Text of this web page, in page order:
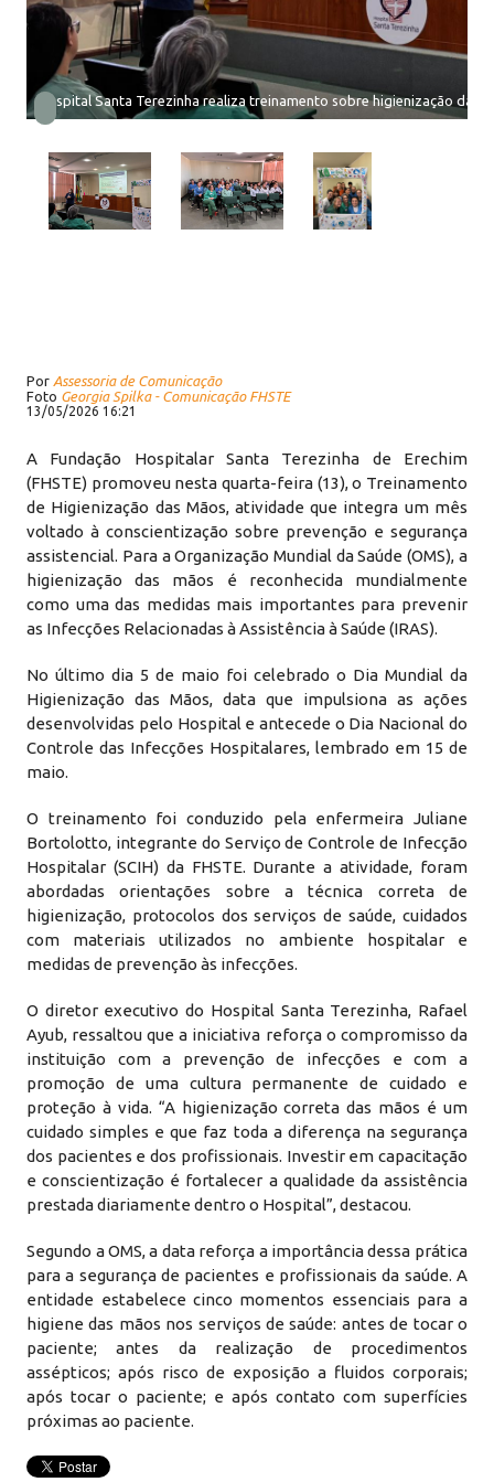
Hospital Santa Terezinha realiza treinamento sobre higienização das
Por Assessoria de Comunicação
Foto Georgia Spilka - Comunicação FHSTE
13/05/2026 16:21
A Fundação Hospitalar Santa Terezinha de Erechim
(FHSTE) promoveu nesta quarta-feira (13), o Treinamento
de Higienização das Mãos, atividade que integra um mês
voltado à conscientização sobre prevenção e segurança
assistencial. Para a Organização Mundial da Saúde (OMS), a
higienização das mãos é reconhecida mundialmente
como uma das medidas mais importantes para prevenir
as Infecções Relacionadas à Assistência à Saúde (IRAS).
No último dia 5 de maio foi celebrado o Dia Mundial da
Higienização das Mãos, data que impulsiona as ações
desenvolvidas pelo Hospital e antecede o Dia Nacional do
Controle das Infecções Hospitalares, lembrado em 15 de
maio.
O treinamento foi conduzido pela enfermeira Juliane
Bortolotto, integrante do Serviço de Controle de Infecção
Hospitalar (SCIH) da FHSTE. Durante a atividade, foram
abordadas orientações sobre a técnica correta de
higienização, protocolos dos serviços de saúde, cuidados
com materiais utilizados no ambiente hospitalar e
medidas de prevenção às infecções.
O diretor executivo do Hospital Santa Terezinha, Rafael
Ayub, ressaltou que a iniciativa reforça o compromisso da
instituição com a prevenção de infecções e com a
promoção de uma cultura permanente de cuidado e
proteção à vida. “A higienização correta das mãos é um
cuidado simples e que faz toda a diferença na segurança
dos pacientes e dos profissionais. Investir em capacitação
e conscientização é fortalecer a qualidade da assistência
prestada diariamente dentro o Hospital”, destacou.
Segundo a OMS, a data reforça a importância dessa prática
para a segurança de pacientes e profissionais da saúde. A
entidade estabelece cinco momentos essenciais para a
higiene das mãos nos serviços de saúde: antes de tocar o
paciente; antes da realização de procedimentos
assépticos; após risco de exposição a fluidos corporais;
após tocar o paciente; e após contato com superfícies
próximas ao paciente.